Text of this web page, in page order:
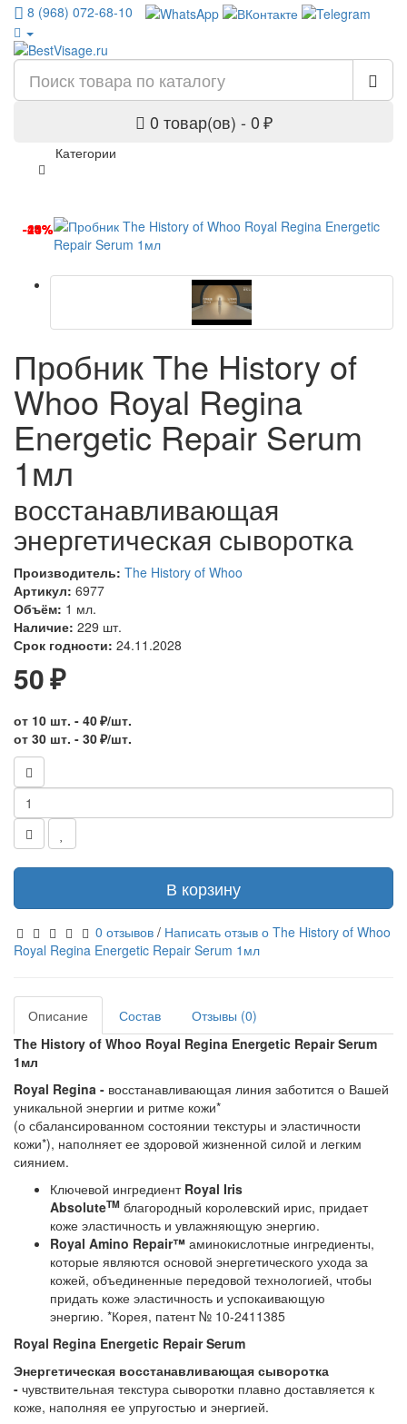
8 (968) 072-68-10
0 товар(ов) - 0 ₽
Категории
Пробник The History of
Whoo Royal Regina
Energetic Repair Serum
1мл
восстанавливающая
энергетическая сыворотка
Производитель: The History of Whoo
Артикул: 6977
Объём: 1 мл.
Наличие: 229 шт.
Срок годности: 24.11.2028
50 ₽
от 10 шт. - 40 ₽/шт.
от 30 шт. - 30 ₽/шт.
В корзину
0 отзывов / Написать отзыв о The History of Whoo
Royal Regina Energetic Repair Serum 1мл
Описание Состав
Отзывы (0)
The History of Whoo Royal Regina Energetic Repair Serum
1мл
Royal Regina - восстанавливающая линия заботится о Вашей
уникальной энергии и ритме кожи*
(о сбалансированном состоянии текстуры и эластичности
кожи*), наполняет ее здоровой жизненной силой и легким
сиянием.
Ключевой ингредиентRoyal Iris
AbsoluteTM благородный королевский ирис, придает
коже эластичность и увлажняющую энергию.
Royal Amino Repair™ аминокислотные ингредиенты,
которые являются основой энергетического ухода за
кожей, объединенные передовой технологией, чтобы
придать коже эластичность и успокаивающую
энергию. *Корея, патент № 10-2411385
Royal Regina Energetic Repair Serum
Энергетическая восстанавливающая сыворотка
- чувствительная текстура сыворотки плавно доставляется к
коже, наполняя ее упругостью и энергией.
-40%
-14%
-23%